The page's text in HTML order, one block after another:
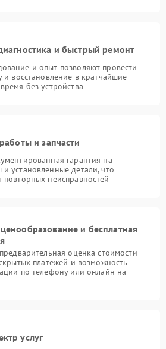
и быстрый ремонт
и опыт позволяют провести
и восстановление в кратчайшие
без устройства
и запчасти
гарантия на
установленные детали, что
неисправностей
и бесплатная
оценка стоимости
платежей и возможность
по телефону или онлайн на
услуг